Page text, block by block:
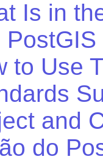
Is in
to Use
and
do